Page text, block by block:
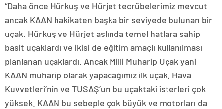
“Daha önce Hürkuş ve Hürjet tecrübelerimiz mevcut
ancak KAAN hakikaten başka bir seviyede bulunan bir
uçak. Hürkuş ve Hürjet aslında temel hatlara sahip
basit uçaklardı ve ikisi de eğitim amaçlı kullanılması
planlanan uçaklardı. Ancak Milli Muharip Uçak yani
KAAN muharip olarak yapacağımız ilk uçak. Hava
Kuvvetleri’nin ve TUSAŞ’un bu uçaktaki isterleri çok
yüksek. KAAN bu sebeple çok büyük ve motorları da